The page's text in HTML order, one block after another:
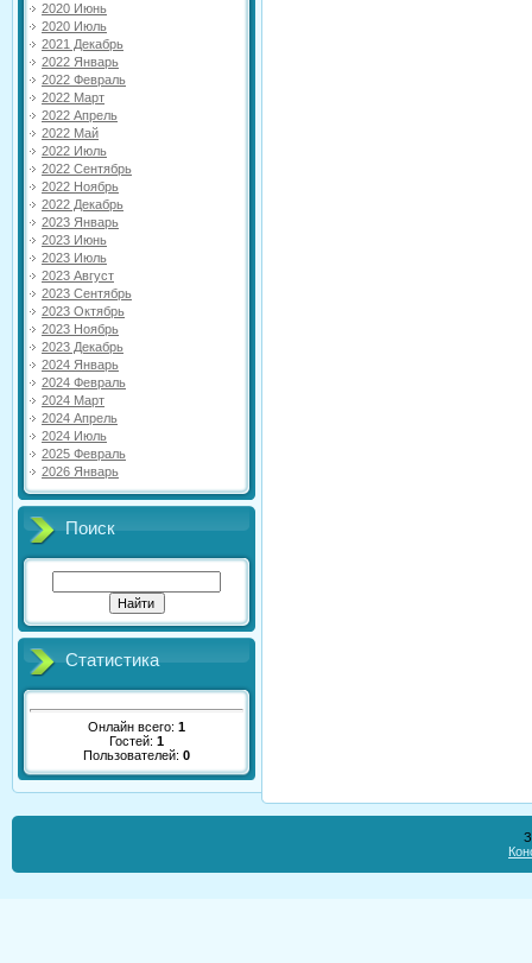
2020 Июнь
2020 Июль
2021 Декабрь
2022 Январь
2022 Февраль
2022 Март
2022 Апрель
2022 Май
2022 Июль
2022 Сентябрь
2022 Ноябрь
2022 Декабрь
2023 Январь
2023 Июнь
2023 Июль
2023 Август
2023 Сентябрь
2023 Октябрь
2023 Ноябрь
2023 Декабрь
2024 Январь
2024 Февраль
2024 Март
2024 Апрель
2024 Июль
2025 Февраль
2026 Январь
Поиск
Статистика
Онлайн всего: 1
Гостей: 1
Пользователей: 0